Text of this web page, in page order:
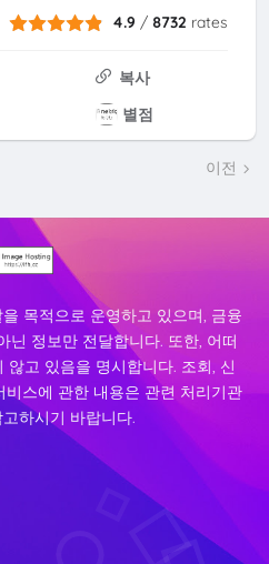
4.9 / 8732 rates
복사
별점
이전
목적으로 운영하고 있으며, 금융
닌 정보만 전달합니다. 또한, 어떠
고 있음을 명시합니다. 조회, 신
스에 관한 내용은 관련 처리기관
하시기 바랍니다.